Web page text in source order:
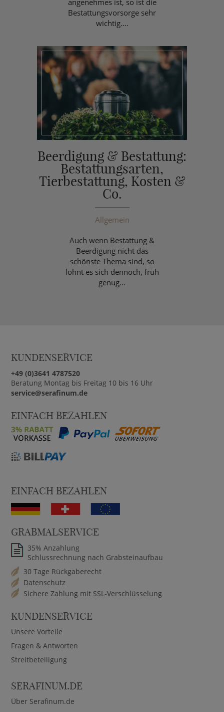
Bestattungsvorsorge sehr
wichtig....
Beerdigung & Bestattung:
Bestattungsarten,
Tierbestattung, Kosten &
Co.
Allgemein
Auch wenn Bestattung &
Beerdigung nicht das
schönste Thema sind, so
lohnt es sich dennoch, früh
genug...
KUNDENSERVICE
+49 (0)3641 4787520
Beratung Montag bis Freitag 10 bis 16 Uhr
service@serafinum.de
EINFACH BEZAHLEN
EINFACH BEZAHLEN
GRABMALSERVICE
35% Anzahlung
Schlussrechnung nach Grabsteinaufbau
30 Tage Rückgaberecht
Datenschutz
Sichere Zahlung mit SSL-Verschlüsselung
KUNDENSERVICE
Unsere Vorteile
Fragen & Antworten
Streitbeteiligung
SERAFINUM.DE
Über Serafinum.de